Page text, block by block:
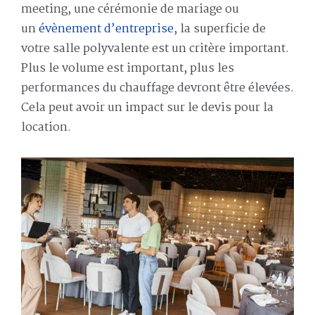
meeting, une cérémonie de mariage ou
unévènement d’entreprise, la superficie de
votre salle polyvalente est un critère important.
Plus le volume est important, plus les
performances du chauffage devront être élevées.
Cela peut avoir un impact sur le devis pour la
location.